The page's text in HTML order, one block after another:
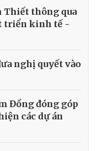
Thiết thông qua
triển kinh tế -
nghị quyết vào
Đồng đóng góp
các dự án